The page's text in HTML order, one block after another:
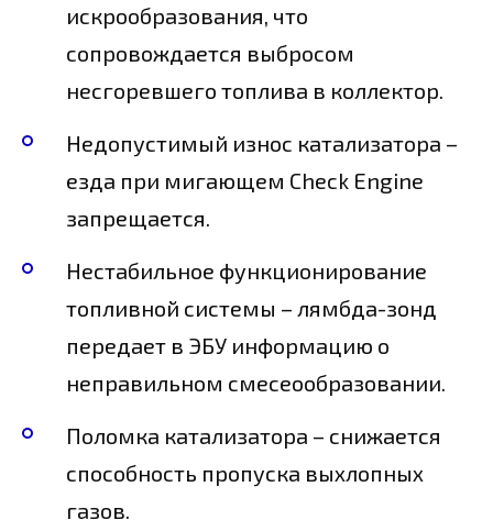
искрообразования, что
сопровождается выбросом
несгоревшего топлива в коллектор.
Недопустимый износ катализатора –
езда при мигающем Check Engine
запрещается.
Нестабильное функционирование
топливной системы – лямбда-зонд
передает в ЭБУ информацию о
неправильном смесеообразовании.
Поломка катализатора – снижается
способность пропуска выхлопных
газов.